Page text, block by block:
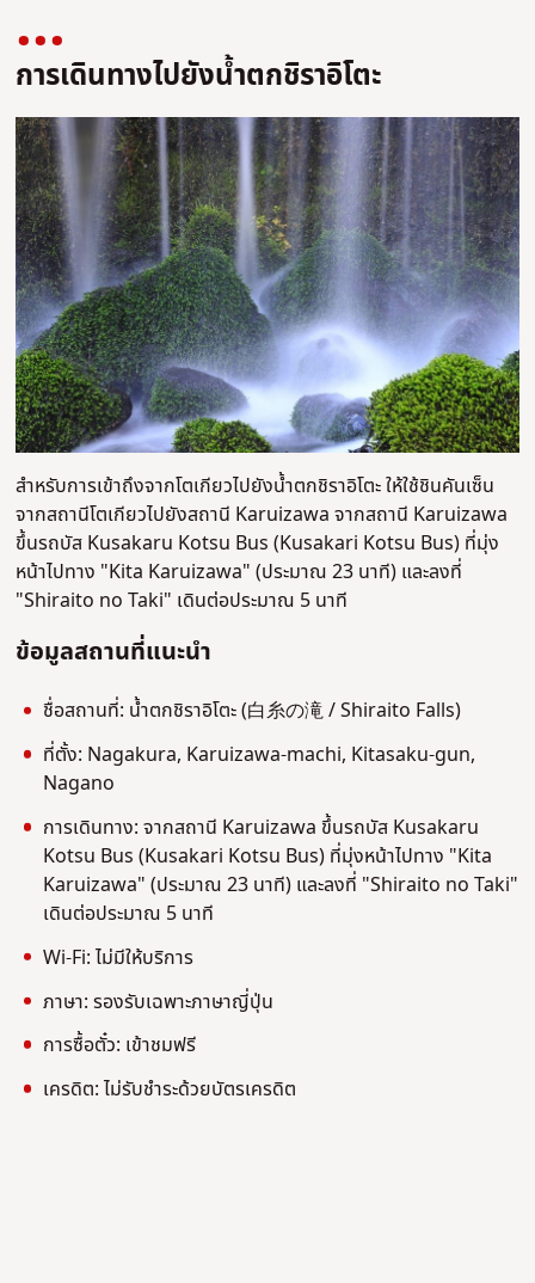
การเดินทางไปยังน้ำตกชิราอิโตะ
สำหรับการเข้าถึงจากโตเกียวไปยังน้ำตกชิราอิโตะ ให้ใช้ชินคันเซ็น
จากสถานีโตเกียวไปยังสถานี Karuizawa จากสถานี Karuizawa
ขึ้นรถบัส Kusakaru Kotsu Bus (Kusakari Kotsu Bus) ที่มุ่ง
หน้าไปทาง "Kita Karuizawa" (ประมาณ 23 นาที) และลงที่
"Shiraito no Taki" เดินต่อประมาณ 5 นาที
ข้อมูลสถานที่แนะนำ
ชื่อสถานที่: น้ำตกชิราอิโตะ (白糸の滝 / Shiraito Falls)
ที่ตั้ง: Nagakura, Karuizawa-machi, Kitasaku-gun,
Nagano
การเดินทาง: จากสถานี Karuizawa ขึ้นรถบัส Kusakaru
Kotsu Bus (Kusakari Kotsu Bus) ที่มุ่งหน้าไปทาง "Kita
Karuizawa" (ประมาณ 23 นาที) และลงที่ "Shiraito no Taki"
เดินต่อประมาณ 5 นาที
Wi-Fi: ไม่มีให้บริการ
ภาษา: รองรับเฉพาะภาษาญี่ปุ่น
การซื้อตั๋ว: เข้าชมฟรี
เครดิต: ไม่รับชำระด้วยบัตรเครดิต